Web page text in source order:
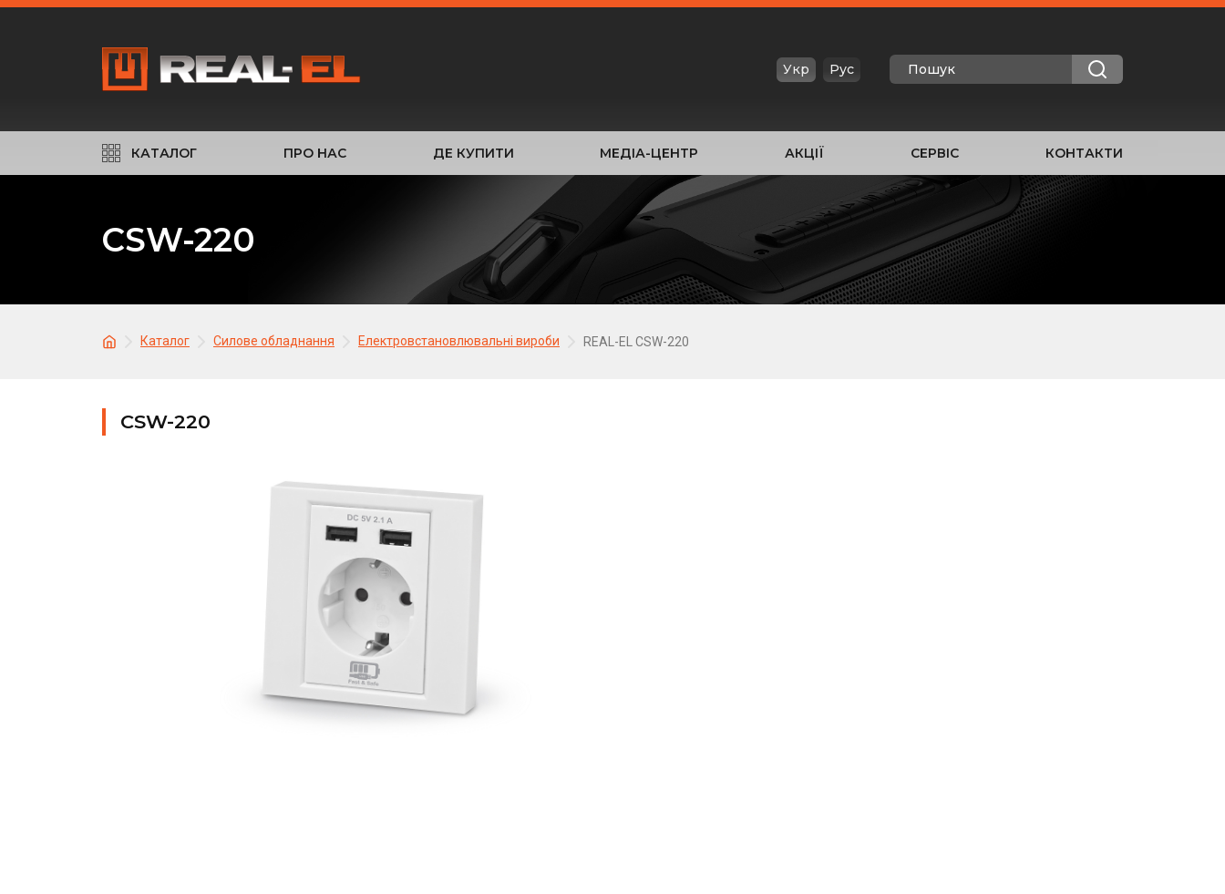
Укр Рус
КАТАЛОГ ПРО НАС ДЕ КУПИТИ МЕДІА-ЦЕНТР АКЦІЇ СЕРВІС КОНТАКТИ
CSW-220
Каталог Силове обладнання Електровстановлювальні вироби REAL-EL CSW-220
CSW-220